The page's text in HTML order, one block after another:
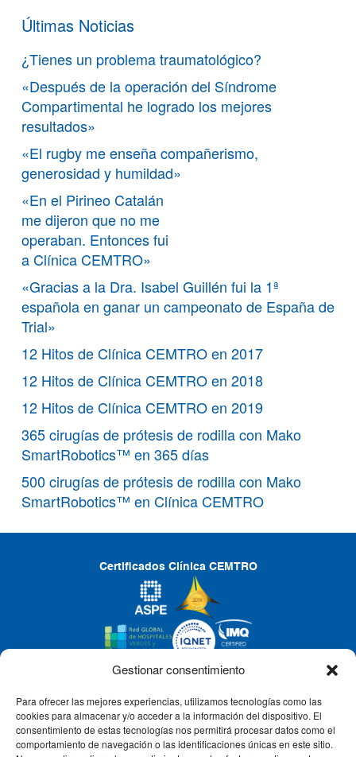
Gestionar consentimiento
Para ofrecer las mejores experiencias, utilizamos tecnologías como las
cookies para almacenar y/o acceder a la información del dispositivo. El
consentimiento de estas tecnologías nos permitirá procesar datos como el
comportamiento de navegación o las identificaciones únicas en este sitio.
Últimas Noticias
¿Tienes un problema traumatológico?
«Después de la operación del Síndrome
Compartimental he logrado los mejores
resultados»
«El rugby me enseña compañerismo,
generosidad y humildad»
«En el Pirineo Catalán
me dijeron que no me
operaban. Entonces fui
a Clínica CEMTRO»
«Gracias a la Dra. Isabel Guillén fui la 1ª
española en ganar un campeonato de España de
Trial»
12 Hitos de Clínica CEMTRO en 2017
12 Hitos de Clínica CEMTRO en 2018
12 Hitos de Clínica CEMTRO en 2019
365 cirugías de prótesis de rodilla con Mako
SmartRobotics™ en 365 días
500 cirugías de prótesis de rodilla con Mako
SmartRobotics™ en Clínica CEMTRO
Certificados Clínica CEMTRO
CLÍNICA CEMTRO